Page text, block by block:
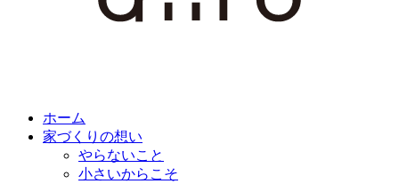
ホーム
家づくりの想い
やらないこと
小さいからこそ